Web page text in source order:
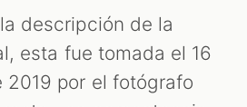
descripción de la
esta fue tomada el 16
2019 por el fotógrafo